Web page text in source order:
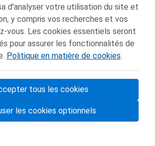
générale
CHALHOUB
rendez-vous médicaux en Belgique 🇧🇪
d'analyser votre utilisation du site et
y compris vos recherches et vos
vous. Les cookies essentiels seront
pour assurer les fonctionnalités de
Politique en matière de cookies.
tous les cookies
les cookies optionnels